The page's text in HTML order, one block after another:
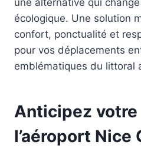
une alternative qui
écologique. Une solution
confort, ponctualité et
pour vos déplacements
emblématiques du littoral
Anticipez votre
l’aéroport Nice